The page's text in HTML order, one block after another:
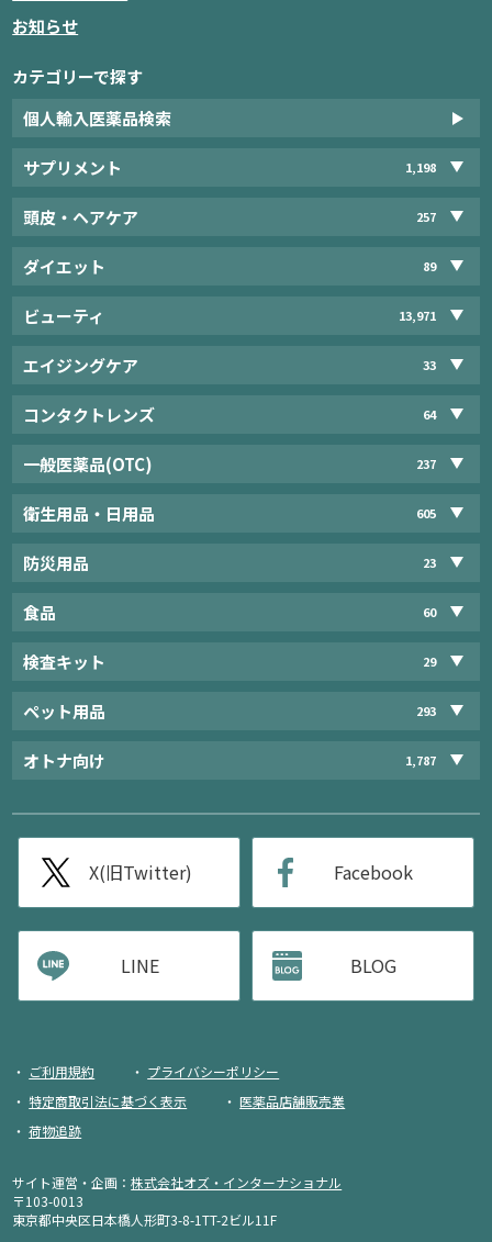
お知らせ
カテゴリーで探す
個人輸入医薬品検索
サプリメント 1,198
頭皮・ヘアケア 257
ダイエット 89
ビューティ 13,971
エイジングケア 33
コンタクトレンズ 64
一般医薬品(OTC) 237
衛生用品・日用品 605
防災用品 23
食品 60
検査キット 29
ペット用品 293
オトナ向け 1,787
X(旧Twitter) Facebook
LINE BLOG
ご利用規約
プライバシーポリシー
特定商取引法に基づく表示
医薬品店舗販売業
荷物追跡
サイト運営・企画：株式会社オズ・インターナショナル
〒103-0013
東京都中央区日本橋人形町3-8-1TT-2ビル11F